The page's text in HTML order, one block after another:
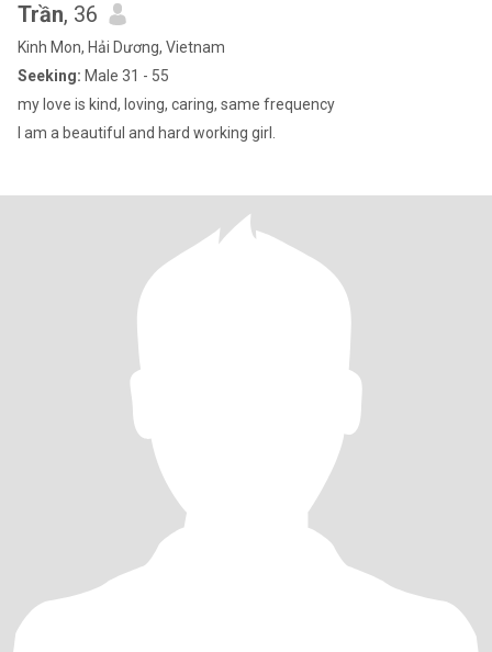
Trần, 36
Kinh Mon, Hải Dương, Vietnam
Seeking: Male 31 - 55
my love is kind, loving, caring, same frequency
I am a beautiful and hard working girl.